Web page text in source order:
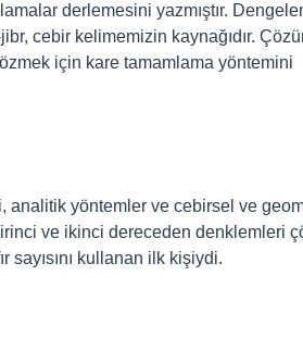
derlemesini yazmıştır.
cebir kelimemizin kaynağıdır.
için kare tamamlama yöntemini
analitik yöntemler ve cebirsel ve
ve ikinci dereceden denklemleri
sayısını kullanan ilk kişiydi.